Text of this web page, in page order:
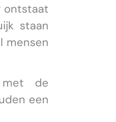
ontstaat
staan
mensen
met de
een